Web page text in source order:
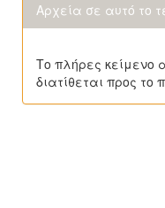
Αρχεία σε αυτό το
Το πλήρες κείμενο
διατίθεται προς το